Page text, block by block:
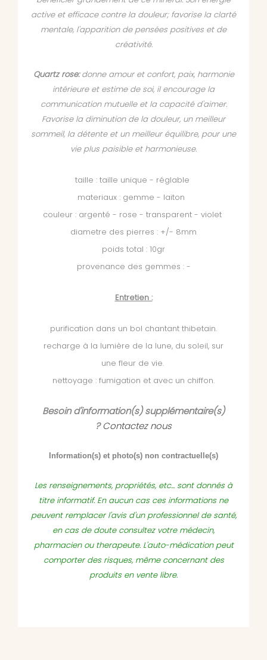
active et efficace contre la douleur; favorise la clarté
mentale, l'apparition de pensées positives et de
créativité.
Quartz rose:donne amour et confort, paix, harmonie
intérieure et estime de soi, il encourage la
communication mutuelle et la capacité d'aimer.
Favorise la diminution de la douleur, un meilleur
sommeil, la détente et un meilleur équilibre, pour une
vie plus paisible et harmonieuse.
taille : taille unique - réglable
materiaux : gemme - laiton
couleur : argenté - rose - transparent - violet
diametre des pierres : +/- 8mm
poids total : 10gr
provenance des gemmes : -
Entretien :
purification dans un bol chantant thibetain.
recharge à la lumière de la lune, du soleil, sur
une fleur de vie.
nettoyage : fumigation et avec un chiffon.
Besoin d'information(s) supplémentaire(s)
?Contactez nous
Information(s) et photo(s) non contractuelle(s)
Les renseignements, propriétés, etc... sont donnés à
titre informatif. En aucun cas ces informations ne
peuvent remplacer l'avis d'un professionnel de santé,
en cas de doute consultez votre médecin,
pharmacien ou therapeute. L'auto-médication peut
comporter des risques, même concernant des
produits en vente libre.